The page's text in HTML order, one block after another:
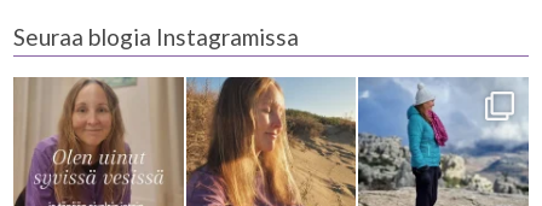
Seuraa blogia Instagramissa